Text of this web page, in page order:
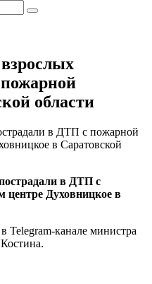
области
в ДТП с пожарной
в Саратовской
в ДТП с
Духовницкое в
Telegram-канале министра